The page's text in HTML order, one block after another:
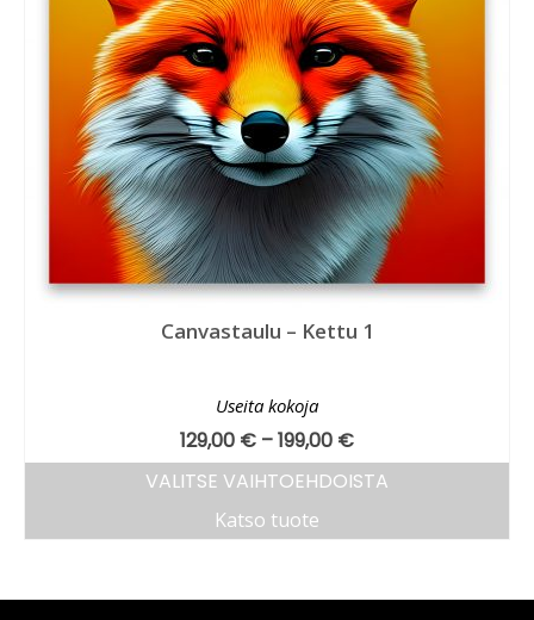
Canvastaulu – Kettu 1
Useita kokoja
129,00 € –199,00 €
VALITSE VAIHTOEHDOISTA
Katso tuote